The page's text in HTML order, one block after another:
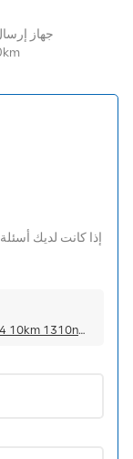
جهاز
إذا كانت لديك
NOKIA FOCZ 474335A.101 QSFP + 40G LR4 10km 1310nm SM FTL4C1QM2C-NN جهاز الإرسال والاستقبال